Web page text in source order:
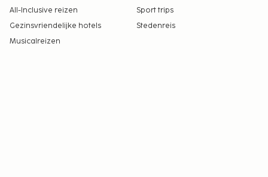
All-Inclusive reizen
Sport trips
Gezinsvriendelijke hotels
Stedenreis
Musicalreizen